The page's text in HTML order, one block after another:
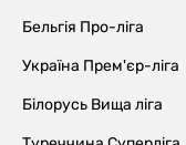
Бельгія Про-ліга
Україна Прем'єр-ліга
Білорусь Вища ліга